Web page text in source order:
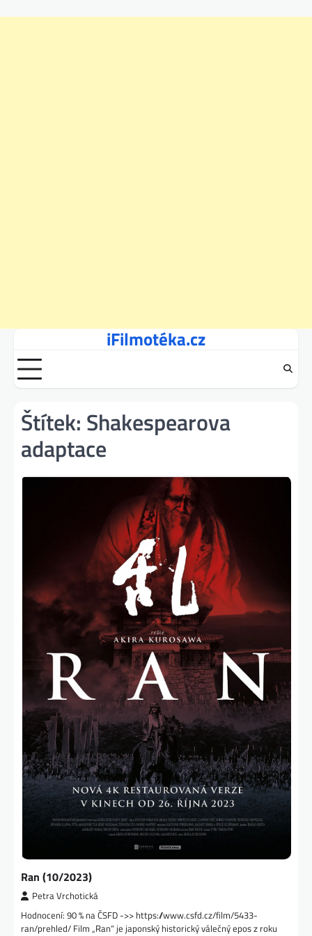
content
iFilmotéka.cz
Štítek: Shakespearova
adaptace
Ran (10/2023)
Petra Vrchotická
Hodnocení: 90 % na ČSFD ->> https://www.csfd.cz/film/5433-
ran/prehled/ Film „Ran“ je japonský historický válečný epos z roku